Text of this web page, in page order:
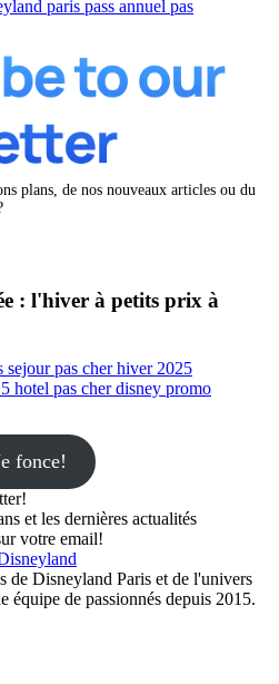
plans, de nos nouveaux articles ou du
: l'hiver à petits prix à
fonce!
et les dernières actualités
votre email!
de Disneyland Paris et de l'univers
équipe de passionnés depuis 2015.